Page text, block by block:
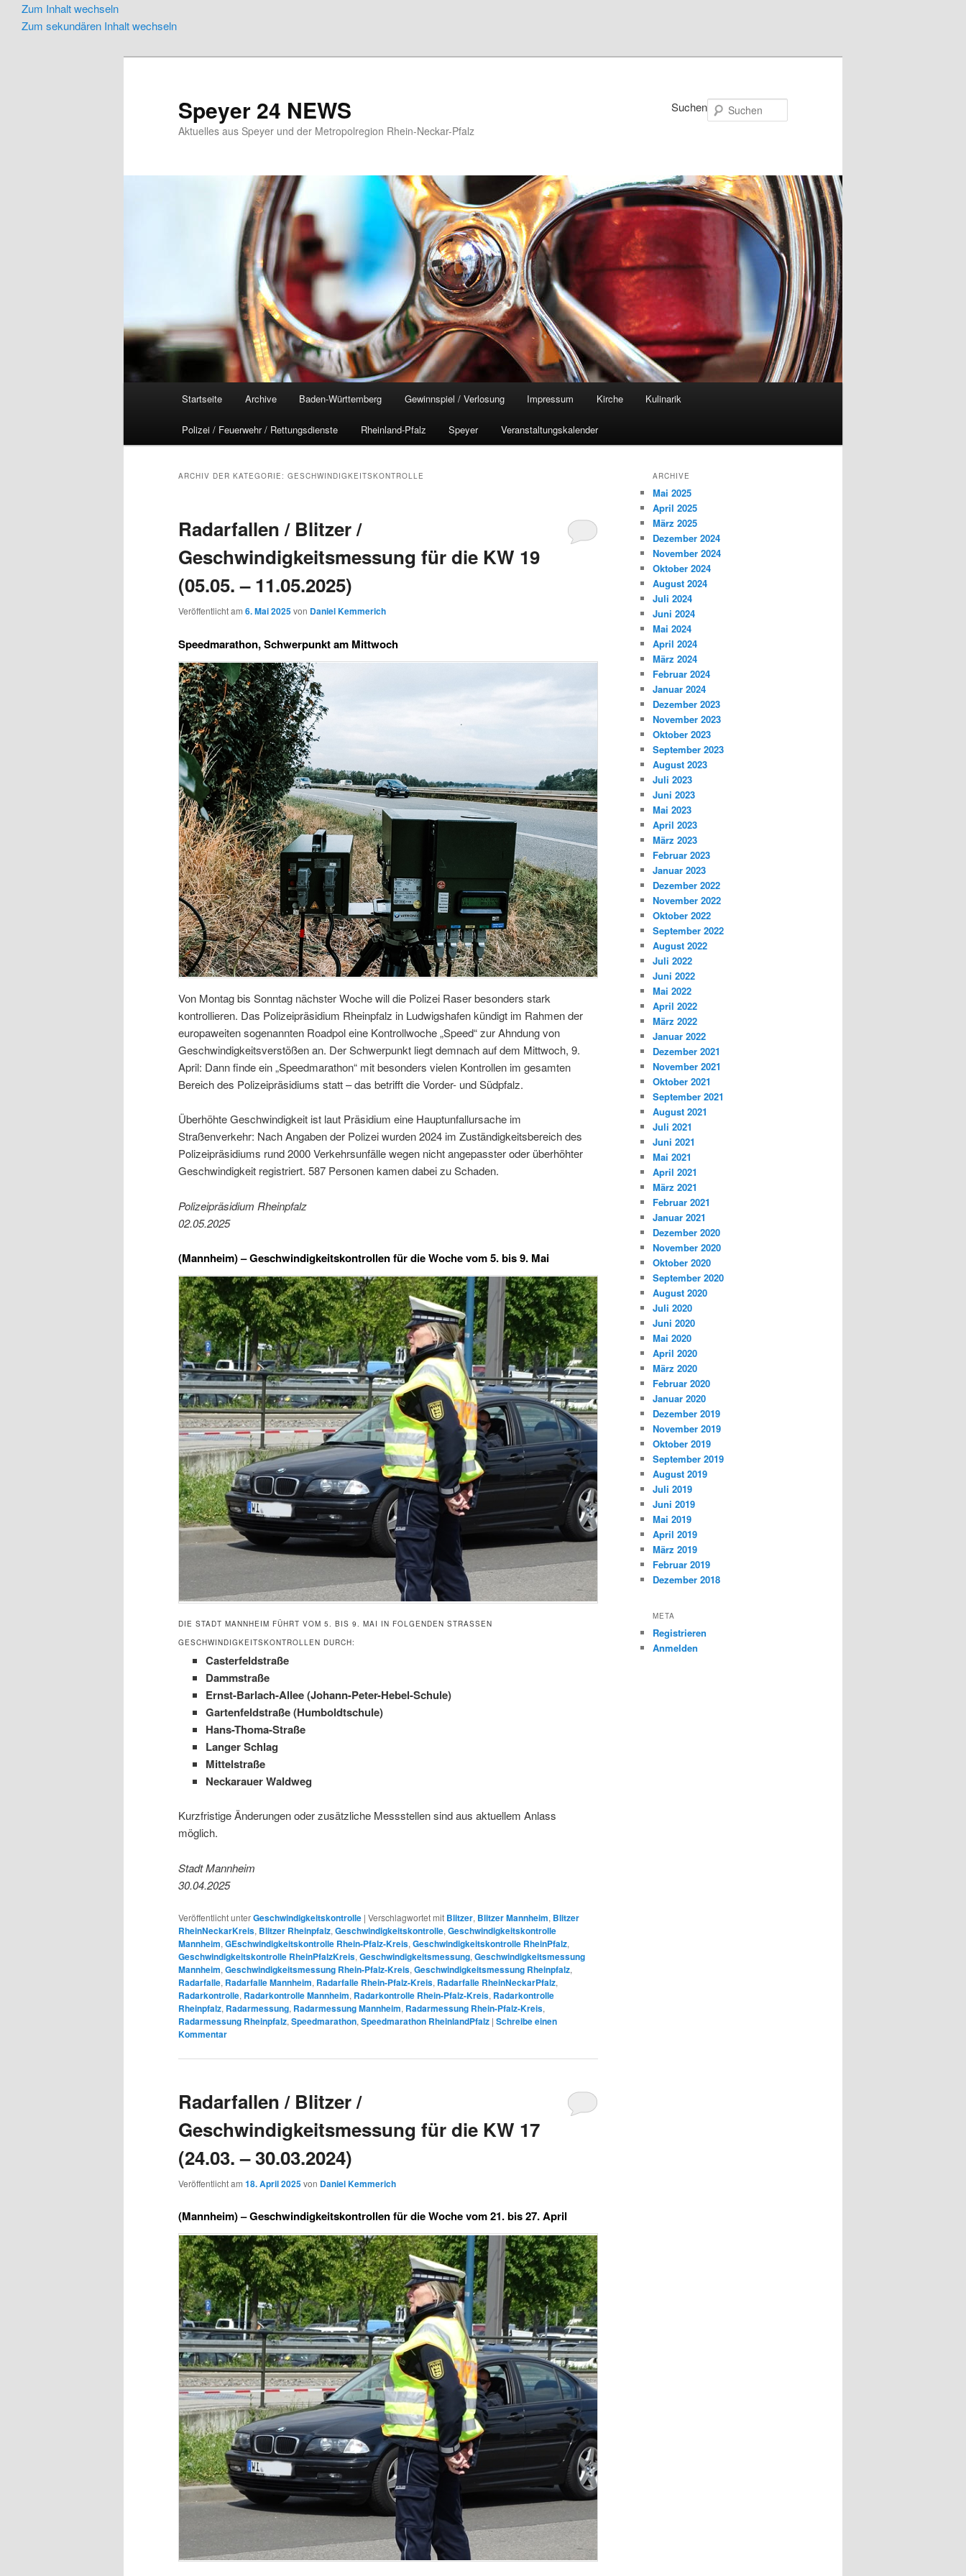
Zum Inhalt wechseln
Zum sekundären Inhalt wechseln
Speyer 24 NEWS
Aktuelles aus Speyer und der Metropolregion Rhein-Neckar-Pfalz
Suchen
Startseite Archive Baden-Württemberg Gewinnspiel / Verlosung Impressum Kirche Kulinarik
Polizei / Feuerwehr / Rettungsdienste Rheinland-Pfalz Speyer Veranstaltungskalender
ARCHIV DER KATEGORIE: GESCHWINDIGKEITSKONTROLLE
Radarfallen / Blitzer /
Geschwindigkeitsmessung für die KW 19
(05.05. – 11.05.2025)
Veröffentlicht am 6. Mai 2025von Daniel Kemmerich
Speedmarathon, Schwerpunkt am Mittwoch
Von Montag bis Sonntag nächster Woche will die Polizei Raser besonders stark
kontrollieren. Das Polizeipräsidium Rheinpfalz in Ludwigshafen kündigt im Rahmen der
europaweiten sogenannten Roadpol eine Kontrollwoche „Speed“ zur Ahndung von
Geschwindigkeitsverstößen an. Der Schwerpunkt liegt demnach auf dem Mittwoch, 9.
April: Dann finde ein „Speedmarathon“ mit besonders vielen Kontrollen im gesamten
Bereich des Polizeipräsidiums statt – das betrifft die Vorder- und Südpfalz.
Überhöhte Geschwindigkeit ist laut Präsidium eine Hauptunfallursache im
Straßenverkehr: Nach Angaben der Polizei wurden 2024 im Zuständigkeitsbereich des
Polizeipräsidiums rund 2000 Verkehrsunfälle wegen nicht angepasster oder überhöhter
Geschwindigkeit registriert. 587 Personen kamen dabei zu Schaden.
Polizeipräsidium Rheinpfalz
02.05.2025
(Mannheim) –Geschwindigkeitskontrollen für die Woche vom 5. bis 9. Mai
DIE STADT MANNHEIM FÜHRT VOM 5. BIS 9. MAI IN FOLGENDEN STRASSEN G
ESCHWINDIGKEITSKONTROLLEN DURCH:
Casterfeldstraße
Dammstraße
Ernst-Barlach-Allee (Johann-Peter-Hebel-Schule)
Gartenfeldstraße (Humboldtschule)
Hans-Thoma-Straße
Langer Schlag
Mittelstraße
Neckarauer Waldweg
Kurzfristige Änderungen oder zusätzliche Messstellen sind aus aktuellem Anlass
möglich.
Stadt Mannheim
30.04.2025
Veröffentlicht unterGeschwindigkeitskontrolle | Verschlagwortet mit Blitzer, Blitzer Mannheim, Blitzer
RheinNeckarKreis, Blitzer Rheinpfalz, Geschwindigkeitskontrolle, Geschwindigkeitskontrolle
Mannheim, GEschwindigkeitskontrolle Rhein-Pfalz-Kreis, Geschwindigkeitskontrolle RheinPfalz,
Geschwindigkeitskontrolle RheinPfalzKreis, Geschwindigkeitsmessung, Geschwindigkeitsmessung
Mannheim, Geschwindigkeitsmessung Rhein-Pfalz-Kreis, Geschwindigkeitsmessung Rheinpfalz,
Radarfalle, Radarfalle Mannheim, Radarfalle Rhein-Pfalz-Kreis, Radarfalle RheinNeckarPfalz,
Radarkontrolle, Radarkontrolle Mannheim, Radarkontrolle Rhein-Pfalz-Kreis, Radarkontrolle
Rheinpfalz, Radarmessung, Radarmessung Mannheim, Radarmessung Rhein-Pfalz-Kreis,
Radarmessung Rheinpfalz, Speedmarathon, Speedmarathon RheinlandPfalz | Schreibe einen
Kommentar
Radarfallen / Blitzer /
Geschwindigkeitsmessung für die KW 17
(24.03. – 30.03.2024)
Veröffentlicht am 18. April 2025von Daniel Kemmerich
(Mannheim) –Geschwindigkeitskontrollen für die Woche vom 21. bis 27. April
ARCHIVE
Mai 2025
April 2025
März 2025
Dezember 2024
November 2024
Oktober 2024
August 2024
Juli 2024
Juni 2024
Mai 2024
April 2024
März 2024
Februar 2024
Januar 2024
Dezember 2023
November 2023
Oktober 2023
September 2023
August 2023
Juli 2023
Juni 2023
Mai 2023
April 2023
März 2023
Februar 2023
Januar 2023
Dezember 2022
November 2022
Oktober 2022
September 2022
August 2022
Juli 2022
Juni 2022
Mai 2022
April 2022
März 2022
Januar 2022
Dezember 2021
November 2021
Oktober 2021
September 2021
August 2021
Juli 2021
Juni 2021
Mai 2021
April 2021
März 2021
Februar 2021
Januar 2021
Dezember 2020
November 2020
Oktober 2020
September 2020
August 2020
Juli 2020
Juni 2020
Mai 2020
April 2020
März 2020
Februar 2020
Januar 2020
Dezember 2019
November 2019
Oktober 2019
September 2019
August 2019
Juli 2019
Juni 2019
Mai 2019
April 2019
März 2019
Februar 2019
Dezember 2018
META
Registrieren
Anmelden